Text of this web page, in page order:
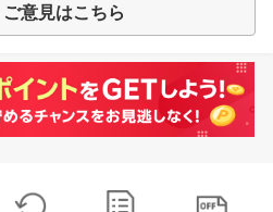
意見はこちら